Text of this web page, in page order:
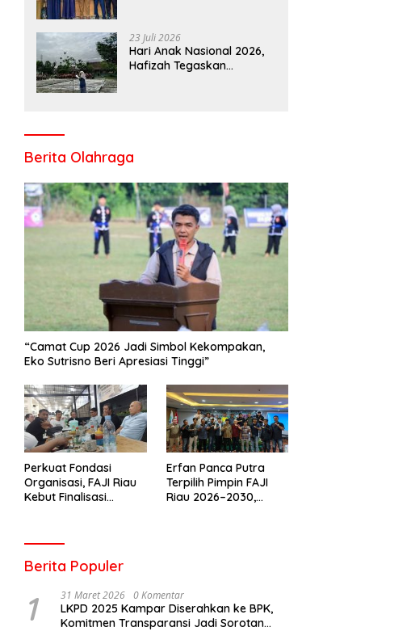
di Tingkat Provins
23 Juli 2026
Hari Anak Nasional 2026,
Hafizah Tegaskan
Berita Olahraga
“Camat Cup 2026 Jadi Simbol Kekompakan,
Eko Sutrisno Beri Apresiasi Tinggi”
Perkuat Fondasi
Organisasi, FAJI Riau
Kebut Finalisasi
Erfan Panca Putra
Terpilih Pimpin FAJI
Riau 2026–2030,
Berita Populer
1 31 Maret 2026 0 Komentar
LKPD 2025 Kampar Diserahkan ke BPK,
Komitmen Transparansi Jadi Sorotan